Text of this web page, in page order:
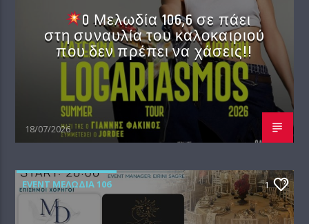
O Μελωδία 106,6 σε πάει
στη συναυλία του καλοκαιριού
που δεν πρέπει να χάσεις!!
18/07/2026
EVENT ΜΕΛΩΔΊΑ 106 1